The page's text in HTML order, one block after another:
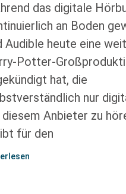
das digitale
an Boden
Audible heute eine
Potter-
hat, die
nur
diesem Anbieter zu
für den